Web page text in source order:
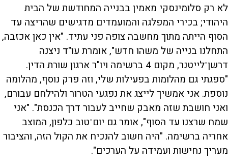
לא רק סלומינסקי מאמין בבנייה המחודשת של הבית
היהודי; בכירי המפלגה והמועמדים מדגישים שהריצה עד
הסוף הייתה מתוך מחשבה צופה פני עתיד. "אין כאן אכזבה,
התחלנו בנייה של משהו חדש", אומרת עו"ד ניצנה
דרשן־לייטנר, מקום 4 ברשימה ויו"ר ארגון שורת הדין.
"ספגתי גם מהלומות בפעילות שלי, וזה פרק נוסף, מהלומה
נוספת. אני אמשיך לייצג את נפגעי הטרור ולהילחם עבורם,
ואני חושבת שזה מאבק שחייב לעבור דרך הכנסת". "אני
שמח שרצנו עד הסוף", אומר גם יום־טוב כלפון, המוצב
אחריה ברשימה. "היה חשוב להנכיח את הקול הזה, והציבור
מעריך נחישות ועמידה על הערכים".